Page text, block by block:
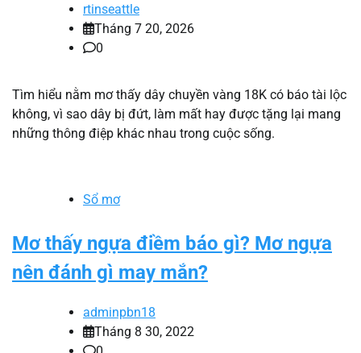
rtinseattle
Tháng 7 20, 2026
0
Tìm hiểu nằm mơ thấy dây chuyền vàng 18K có báo tài lộc
không, vì sao dây bị đứt, làm mất hay được tặng lại mang
những thông điệp khác nhau trong cuộc sống.
Sổ mơ
Mơ thấy ngựa điềm báo gì? Mơ ngựa
nên đánh gì may mắn?
adminpbn18
Tháng 8 30, 2022